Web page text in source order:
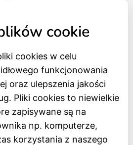
cookie
cookies w celu
funkcjonowania
oraz ulepszenia jakości
Pliki cookies to niewielkie
zapisywane są na
np. komputerze,
korzystania z naszego